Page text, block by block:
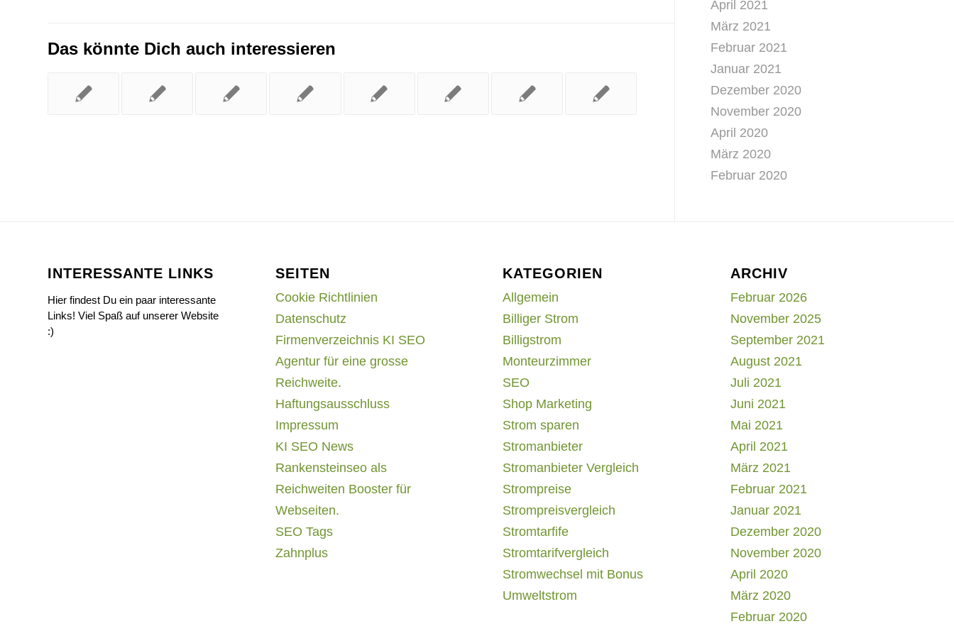
Das könnte Dich auch interessieren
April 2021
März 2021
Februar 2021
Januar 2021
Dezember 2020
November 2020
April 2020
März 2020
Februar 2020
INTERESSANTE LINKS
Hier findest Du ein paar interessante
Links! Viel Spaß auf unserer Website
:)
SEITEN
Cookie Richtlinien
Datenschutz
Firmenverzeichnis KI SEO
Agentur für eine grosse
Reichweite.
Haftungsausschluss
Impressum
KI SEO News
Rankensteinseo als
Reichweiten Booster für
Webseiten.
SEO Tags
Zahnplus
KATEGORIEN
Allgemein
Billiger Strom
Billigstrom
Monteurzimmer
SEO
Shop Marketing
Strom sparen
Stromanbieter
Stromanbieter Vergleich
Strompreise
Strompreisvergleich
Stromtarfife
Stromtarifvergleich
Stromwechsel mit Bonus
Umweltstrom
ARCHIV
Februar 2026
November 2025
September 2021
August 2021
Juli 2021
Juni 2021
Mai 2021
April 2021
März 2021
Februar 2021
Januar 2021
Dezember 2020
November 2020
April 2020
März 2020
Februar 2020